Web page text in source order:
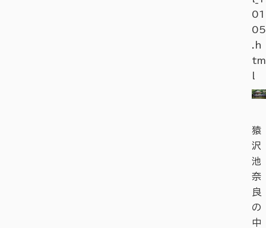
01
05
.h
tm
猿
沢
池
奈
良
の
中